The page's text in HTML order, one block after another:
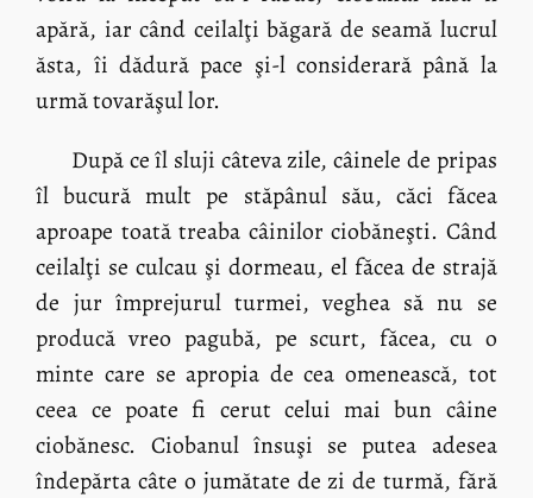
apără, iar când ceilalţi băgară de seamă lucrul
ăsta, îi dădură pace şi-l considerară până la
urmă tovarăşul lor.
După ce îl sluji câteva zile, câinele de pripas
îl bucură mult pe stăpânul său, căci făcea
aproape toată treaba câinilor ciobăneşti. Când
ceilalţi se culcau şi dormeau, el făcea de strajă
de jur împrejurul turmei, veghea să nu se
producă vreo pagubă, pe scurt, făcea, cu o
minte care se apropia de cea omenească, tot
ceea ce poate fi cerut celui mai bun câine
ciobănesc. Ciobanul însuşi se putea adesea
îndepărta câte o jumătate de zi de turmă, fără